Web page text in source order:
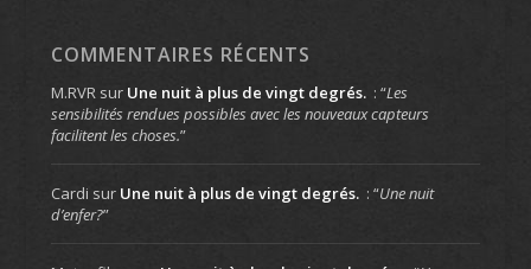
COMMENTAIRES RÉCENTS
M.RVRsur Une nuit à plus de vingt degrés. : “Les
sensibilités rendues possibles avec les nouveaux capteurs
facilitent les choses.”
Cardi sur Une nuit à plus de vingt degrés. : “Une nuit
d’enfer?”